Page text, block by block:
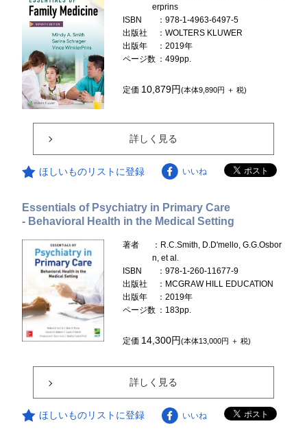
erprins
ISBN
：978-1-4963-6497-5
出版社
：WOLTERS KLUWER
出版年
：2019年
ページ数 ：499pp.
定価 10,879円(本体9,890円 ＋ 税)
詳しく見る
ほしいものリストに登録 いいね
Essentials of Psychiatry in Primary Care
- Behavioral Health in the Medical Setting
著者
：R.C.Smith, D.D'mello, G.G.Osbor
n, et al.
ISBN
：978-1-260-11677-9
出版社
：MCGRAW HILL EDUCATION
出版年
：2019年
ページ数 ：183pp.
定価 14,300円(本体13,000円 ＋ 税)
詳しく見る
ほしいものリストに登録 いいね